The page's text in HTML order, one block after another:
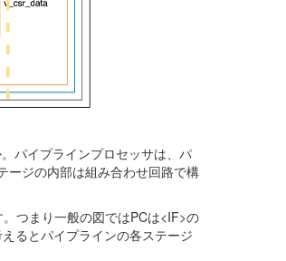
パイプラインプロセッサは、パ
ージの内部は組み合わせ回路で構
つまり一般の図ではPCは<IF>の
るとパイプラインの各ステージ